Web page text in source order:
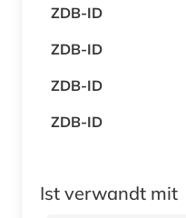
ZDB-ID
ZDB-ID
ZDB-ID
ZDB-ID
Ist verwandt mit